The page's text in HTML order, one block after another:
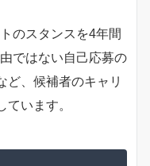
のスタンスを4年間
ではない自己応募の
ど、候補者のキャリ
います。